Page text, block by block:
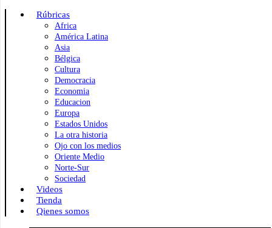
Rúbricas
Africa
América Latina
Asia
Bélgica
Cultura
Democracia
Economia
Educacion
Europa
Estados Unidos
La otra historia
Ojo con los medios
Oriente Medio
Norte-Sur
Sociedad
Videos
Tienda
Qienes somos